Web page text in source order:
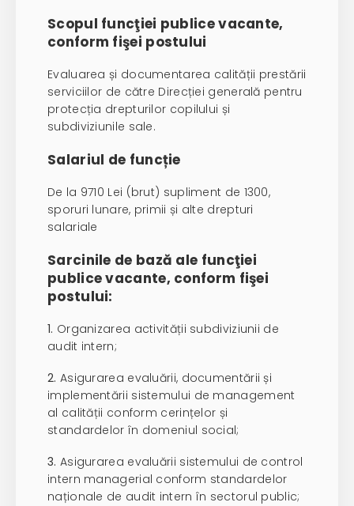
Scopul funcţiei publice vacante,
conform fişei postului
Evaluarea și documentarea calității prestării
serviciilor de către Direcției generală pentru
protecția drepturilor copilului și
subdiviziunile sale.
Salariul de funcție
De la 9710 Lei (brut) supliment de 1300,
sporuri lunare, primii și alte drepturi
salariale
Sarcinile de bază ale funcţiei
publice vacante, conform fişei
postului:
1. Organizarea activității subdiviziunii de
audit intern;
2. Asigurarea evaluării, documentării și
implementării sistemului de management
al calității conform cerințelor și
standardelor în domeniul social;
3. Asigurarea evaluării sistemului de control
intern managerial conform standardelor
naționale de audit intern în sectorul public;